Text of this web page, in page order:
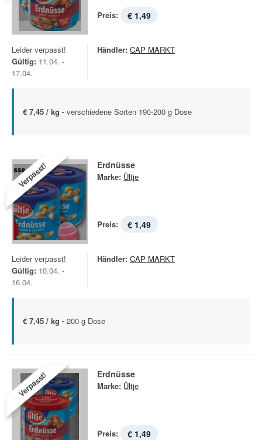
Preis: € 1,49
Leider verpasst!
Gültig: 11.04. -
17.04.
Händler: CAP MARKT
€ 7,45 / kg - verschiedene Sorten 190-200 g Dose
Verpasst! Erdnüsse
Marke: Ültje
Preis: € 1,49
Leider verpasst!
Gültig: 10.04. -
16.04.
Händler: CAP MARKT
€ 7,45 / kg - 200 g Dose
Verpasst! Erdnüsse
Marke: Ültje
Preis: € 1,49